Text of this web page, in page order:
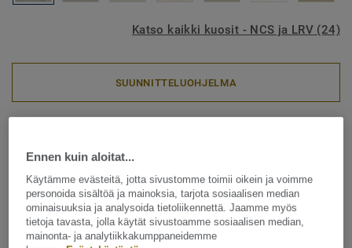
Katso kaikki kuosit - NCS ja LRV (24)
SUUNNITTELUOHJELMA
PROTECTWALL (1.5 mm) -
Breccia Stone GREY
ProtectWall on ftalaatittomasta vinyylistä valmistettu
kestävä seinänpäällyste, joka on suunniteltu käytettäväksi
Ennen kuin aloitat...
Käytämme evästeitä, jotta sivustomme toimii oikein ja voimme
personoida sisältöä ja mainoksia, tarjota sosiaalisen median
ominaisuuksia ja analysoida tietoliikennettä. Jaamme myös
tietoja tavasta, jolla käytät sivustoamme sosiaalisen median,
mainonta- ja analytiikkakumppaneidemme